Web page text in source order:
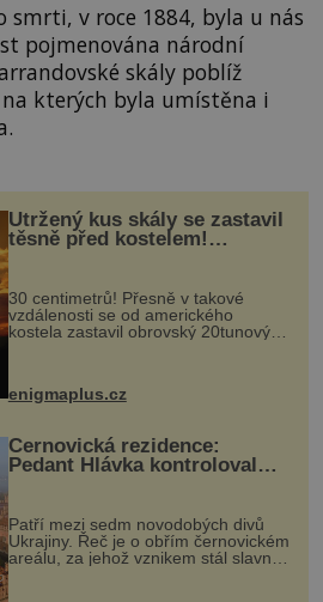
smrti, v roce 1884, byla u nás
pojmenována národní
skály poblíž
kterých byla umístěna i
Utržený kus skály se zastavil
těsně před kostelem!
Ochránila ho boží síla?
30 centimetrů! Přesně v takové
vzdálenosti se od amerického
kostela zastavil obrovský 20tunový
...
enigmaplus.cz
Černovická rezidence:
Pedant Hlávka kontroloval
Patří mezi sedm novodobých divů
Ukrajiny. Řeč je o obřím černovickém
areálu, za jehož vznikem stál slavný
český architekt Josef Hlávka. Ten si
na něm dal mimořádně záležet. Jeho